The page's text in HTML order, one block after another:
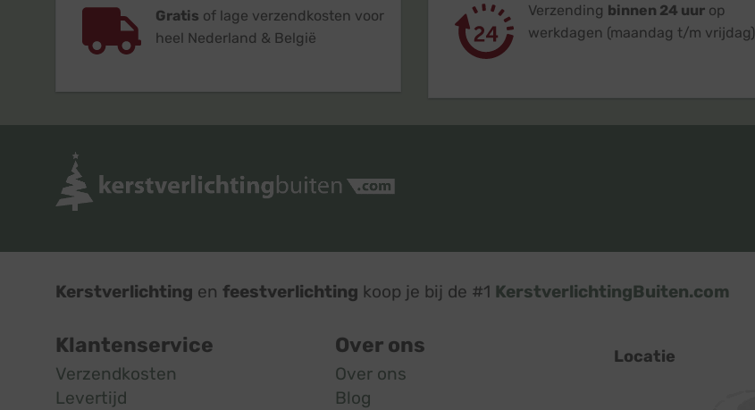
Gratis of lage verzendkosten voor
heel Nederland & België
Verzending binnen 24 uurop
werkdagen (maandag t/m vrijdag)
Kerstverlichting en feestverlichting koop je bij de #1 KerstverlichtingBuiten.com
Klantenservice
Verzendkosten
Levertijd
Over ons
Over ons
Blog
Locatie